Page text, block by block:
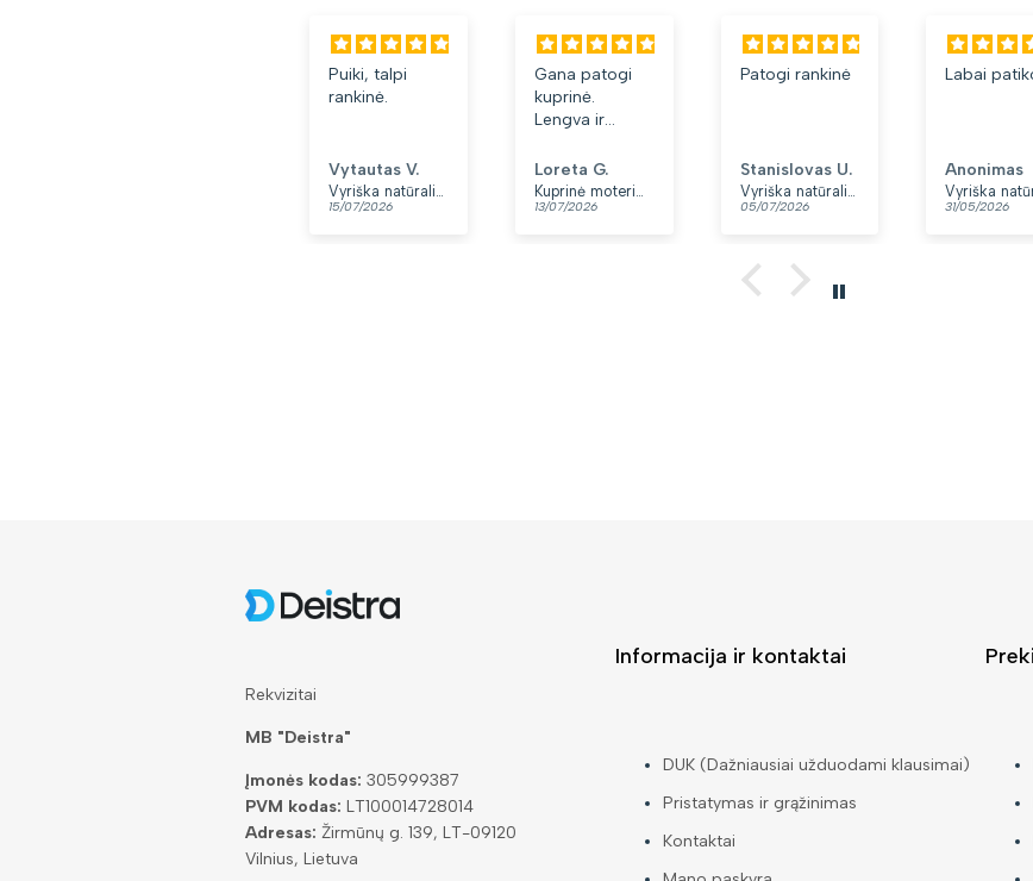
Puiki, talpi
rankinė.
Vytautas V.
15/07/2026
Gana patogi
kuprinė.
Lengva ir
Patinka, kad
yra du skyriai.
👍
Loreta G.
13/07/2026
Patogi rankinė
Stanislovas U.
05/07/2026
Labai
Anonimas
31/05/2026
Rekvizitai
MB "Deistra"
Įmonės kodas: 305999387
PVM kodas: LT100014728014
Adresas: Žirmūnų g. 139, LT-09120
Vilnius, Lietuva
Informacija ir kontaktai
DUK (Dažniausiai užduodami klausimai)
Pristatymas ir grąžinimas
Kontaktai